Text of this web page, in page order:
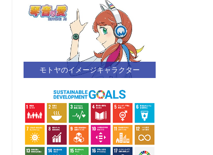
モトヤのイメージキャラクター